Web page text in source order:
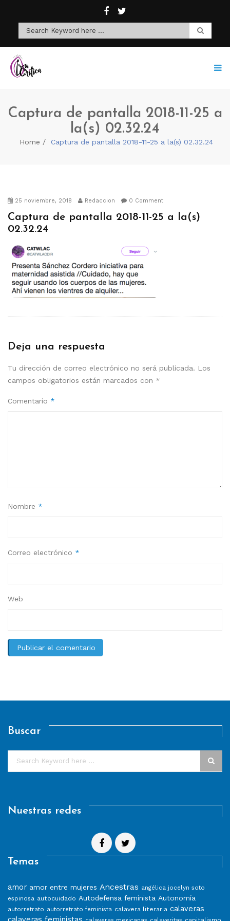
Captura de pantalla 2018-11-25 a
la(s) 02.32.24
Home Captura de pantalla 2018-11-25 a la(s) 02.32.24
25 noviembre, 2018 Redaccion 0 Comment
Captura de pantalla 2018-11-25 a la(s)
02.32.24
Deja una respuesta
Tu dirección de correo electrónico no será publicada. Los
campos obligatorios están marcados con *
Comentario *
Nombre *
Correo electrónico *
Web
Buscar
Nuestras redes
Temas
amor amor entre mujeres Ancestras angélica jocelyn soto
espinosa autocuidado Autodefensa feminista Autonomía
autorretrato autorretrato feminista calavera literaria calaveras